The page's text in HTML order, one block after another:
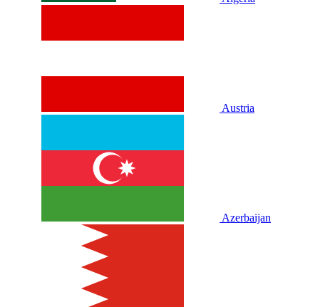
Austria
Azerbaijan